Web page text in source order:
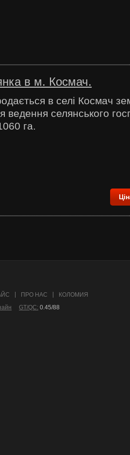
в м. Космач.
в селі Космач
ведення селянського
га.
ПРО НАС КОЛОМИЯ
GT/QC: 0.45/88